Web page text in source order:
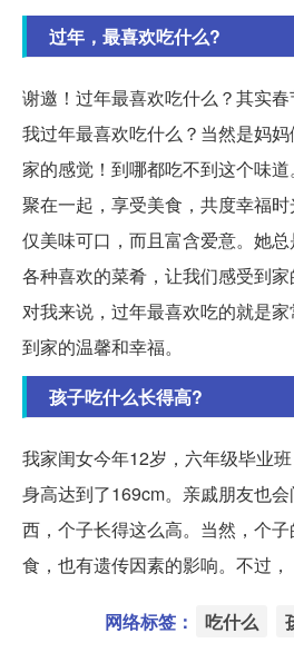
过年，最喜欢吃什么?
谢邀！过年最喜欢吃什么？其实
我过年最喜欢吃什么？当然是妈
家的感觉！到哪都吃不到这个味
聚在一起，享受美食，共度幸福
仅美味可口，而且富含爱意。她
各种喜欢的菜肴，让我们感受到家
对我来说，过年最喜欢吃的就是
到家的温馨和幸福。
孩子吃什么长得高?
我家闺女今年12岁，六年级毕业
身高达到了169cm。亲戚朋友也
西，个子长得这么高。当然，个
食，也有遗传因素的影响。不过，
网络标签： 吃什么